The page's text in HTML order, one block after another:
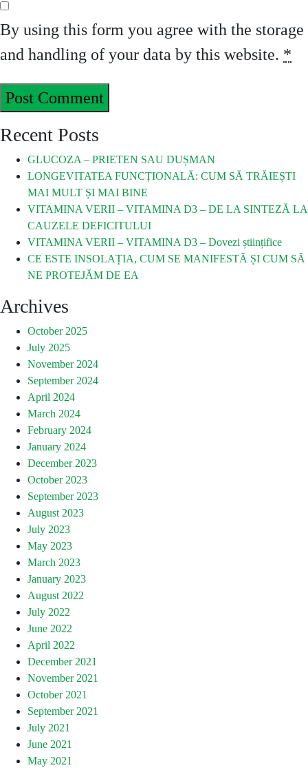
By using this form you agree with the storage
and handling of your data by this website. *
Recent Posts
GLUCOZA – PRIETEN SAU DUȘMAN
LONGEVITATEA FUNCȚIONALĂ: CUM SĂ TRĂIEȘTI
MAI MULT ȘI MAI BINE
VITAMINA VERII – VITAMINA D3 – DE LA SINTEZĂ LA
CAUZELE DEFICITULUI
VITAMINA VERII – VITAMINA D3 – Dovezi științifice
CE ESTE INSOLAȚIA, CUM SE MANIFESTĂ ȘI CUM SĂ
NE PROTEJĂM DE EA
Archives
October 2025
July 2025
November 2024
September 2024
April 2024
March 2024
February 2024
January 2024
December 2023
October 2023
September 2023
August 2023
July 2023
May 2023
March 2023
January 2023
August 2022
July 2022
June 2022
April 2022
December 2021
November 2021
October 2021
September 2021
July 2021
June 2021
May 2021